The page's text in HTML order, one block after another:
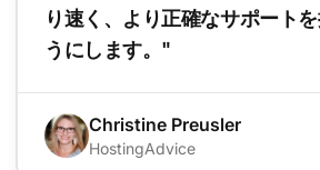
り速く、より正確なサポート
うにします。"
Christine Preusler
HostingAdvice